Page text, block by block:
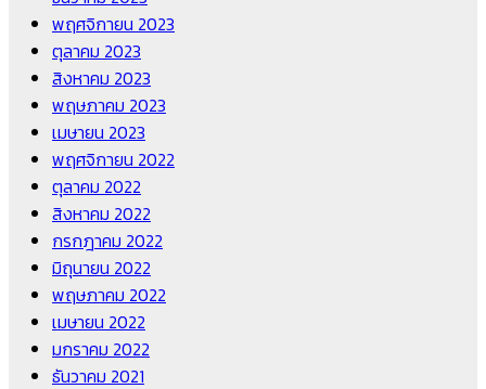
พฤศจิกายน 2023
ตุลาคม 2023
สิงหาคม 2023
พฤษภาคม 2023
เมษายน 2023
พฤศจิกายน 2022
ตุลาคม 2022
สิงหาคม 2022
กรกฎาคม 2022
มิถุนายน 2022
พฤษภาคม 2022
เมษายน 2022
มกราคม 2022
ธันวาคม 2021